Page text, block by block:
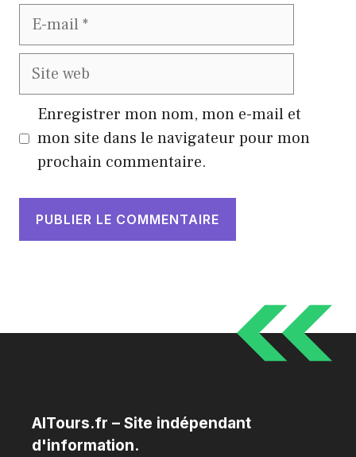
E-
Site
Enregistrer mon nom, mon e-mail et
mon site dans le navigateur pour mon
prochain commentaire.
AITours.fr – Site indépendant
d'information.